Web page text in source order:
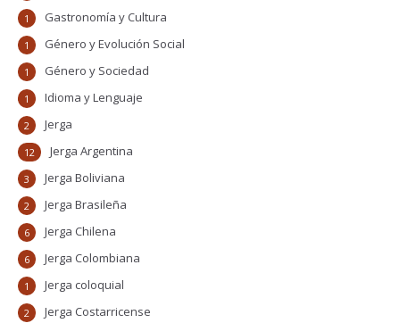
Gastronomía y Cultura
1
Género y Evolución Social
1
Género y Sociedad
1
Idioma y Lenguaje
1
Jerga
2
Jerga Argentina
12
Jerga Boliviana
3
Jerga Brasileña
2
Jerga Chilena
6
Jerga Colombiana
6
Jerga coloquial
1
Jerga Costarricense
2